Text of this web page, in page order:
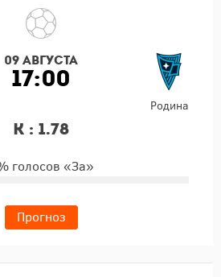
09 августа
17:00
Родина
К : 1.78
голосов «За»
Прогноз